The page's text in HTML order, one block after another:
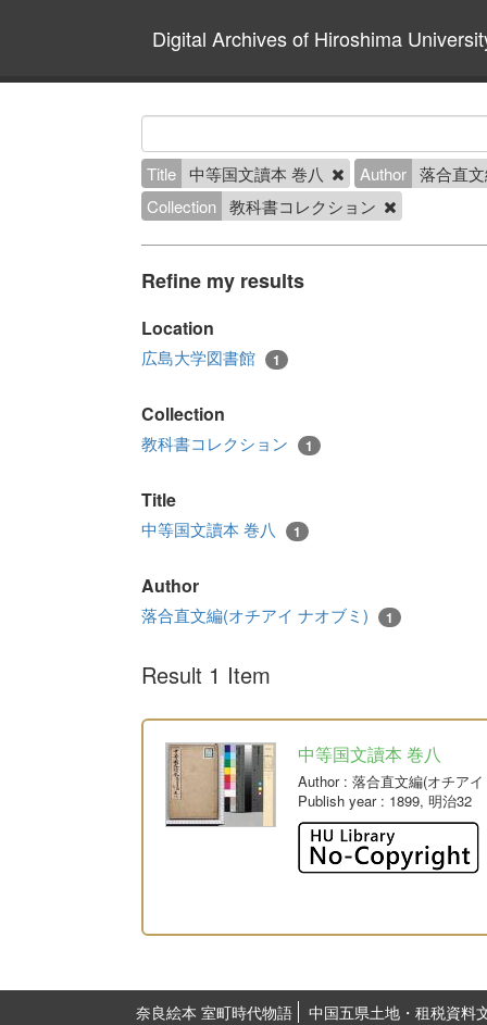
Digital Archives of Hiroshima
Title 中等国文讀本 巻八 Author 落合直
Collection 教科書コレクション
Refine my results
Location
広島大学図書館 1
Collection
教科書コレクション 1
Title
中等国文讀本 巻八 1
Author
落合直文編(オチアイ ナオブミ) 1
Result 1 Item
中等国文讀本 巻八
Author: 落合直文編(オチア
Publish year: 1899, 明治32
奈良絵本 室町時代物語
中国五県土地・租税資料